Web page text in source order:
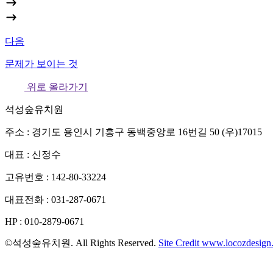
다음
문제가 보이는 것
위로 올라가기
석성숲유치원
주소 : 경기도 용인시 기흥구 동백중앙로 16번길 50 (우)17015
대표 : 신정수
고유번호 : 142-80-33224
대표전화 : 031-287-0671
HP : 010-2879-0671
©석성숲유치원. All Rights Reserved. Site Credit